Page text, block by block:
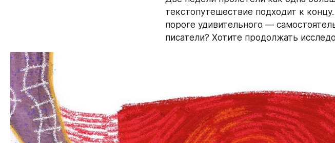
текстопутешествие подходит к
пороге удивительного —
писатели? Хотите продолжать